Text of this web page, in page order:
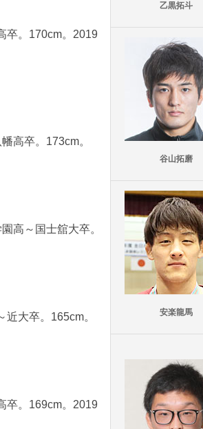
乙黒拓斗
谷山拓磨
安楽龍馬
卒。170cm。2019
高卒。173cm。
高～国士舘大卒。
大卒。165cm。
卒。169cm。2019